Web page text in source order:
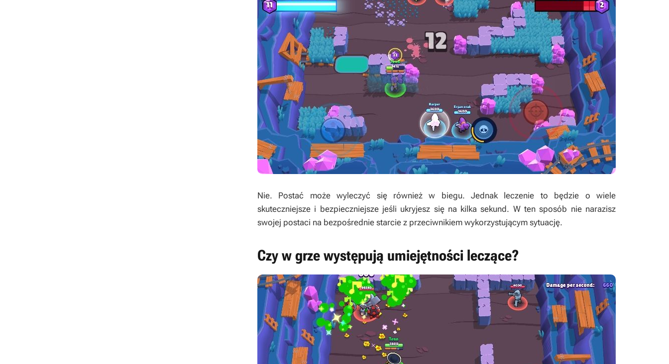
Nie. Postać może wyleczyć się również w biegu. Jednak leczenie to będzie o wiele
skuteczniejsze i bezpieczniejsze jeśli ukryjesz się na kilka sekund. W ten sposób nie narazisz
swojej postaci na bezpośrednie starcie z przeciwnikiem wykorzystującym sytuację.
Czy w grze występują umiejętności leczące?